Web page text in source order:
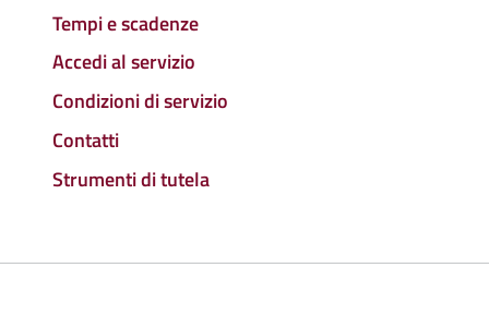
Tempi e scadenze
Accedi al servizio
Condizioni di servizio
Contatti
Strumenti di tutela